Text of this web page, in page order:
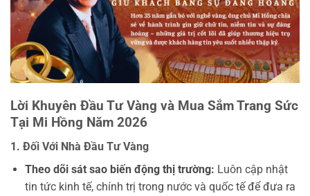
Lời Khuyên Đầu Tư Vàng và Mua Sắm Trang Sức
Tại Mi Hồng Năm 2026
1. Đối Với Nhà Đầu Tư Vàng
Theo dõi sát sao biến động thị trường: Luôn cập nhật
tin tức kinh tế, chính trị trong nước và quốc tế để đưa ra